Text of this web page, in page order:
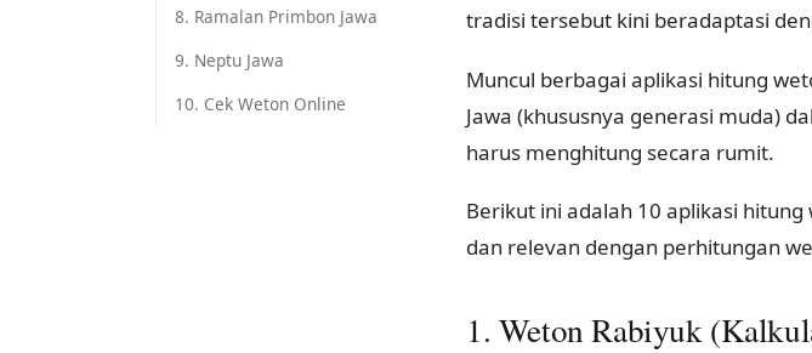
8. Ramalan Primbon Jawa
9. Neptu Jawa
10. Cek Weton Online
tradisi tersebut kini beradaptasi
Muncul berbagai aplikasi hitung
Jawa (khususnya generasi muda)
harus menghitung secara rumit.
Berikut ini adalah 10 aplikasi
dan relevan dengan perhitungan
1. Weton Rabiyuk